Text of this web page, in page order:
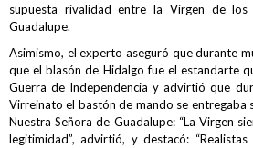
supuesta rivalidad entre la Virgen de
Guadalupe.
Asimismo, el experto aseguró que durante
que el blasón de Hidalgo fue el estandarte
Guerra de Independencia y advirtió que
Virreinato el bastón de mando se entregaba
Nuestra Señora de Guadalupe: “La Virgen
legitimidad”, advirtió, y destacó: